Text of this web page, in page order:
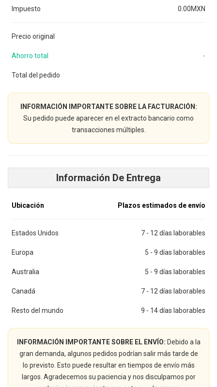
Impuesto 0.00MXN
Precio original
Ahorro total -
Total del pedido
INFORMACIÓN IMPORTANTE SOBRE LA FACTURACIÓN:
Su pedido puede aparecer en el extracto bancario como
transacciones múltiples.
Información De Entrega
Ubicación Plazos estimados de envío
Estados Unidos 7 - 12 días laborables
Europa 5 - 9 días laborables
Australia 5 - 9 días laborables
Canadá 7 - 12 días laborables
Resto del mundo 9 - 14 días laborables
INFORMACIÓN IMPORTANTE SOBRE EL ENVÍO: Debido a la
gran demanda, algunos pedidos podrían salir más tarde de
lo previsto. Esto puede resultar en tiempos de envío más
largos. Agradecemos su paciencia y nos disculpamos por